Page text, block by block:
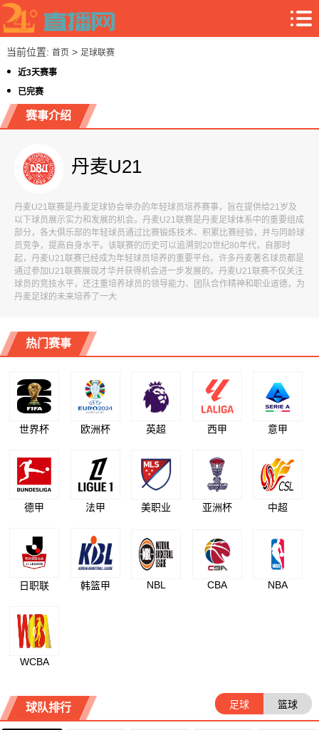
当前位置: 首页> 足球联赛
近3天赛事
已完赛
赛事介绍
丹麦U21
丹麦U21联赛是丹麦足球协会举办的年轻球员培养赛事，旨在提供给21岁及
以下球员展示实力和发展的机会。丹麦U21联赛是丹麦足球体系中的重要组成
部分，各大俱乐部的年轻球员通过比赛锻炼技术、积累比赛经验，并与同龄球
员竞争，提高自身水平。该联赛的历史可以追溯到20世纪80年代，自那时
起，丹麦U21联赛已经成为年轻球员培养的重要平台。许多丹麦著名球员都是
通过参加U21联赛展现才华并获得机会进一步发展的。丹麦U21联赛不仅关注
球员的竞技水平，还注重培养球员的领导能力、团队合作精神和职业道德，为
丹麦足球的未来培养了一大
热门赛事
世界杯 欧洲杯 英超 西甲 意甲
德甲 法甲 美职业 亚洲杯 中超
日职联 韩篮甲 NBL CBA NBA
WCBA
球队排行 足球 篮球